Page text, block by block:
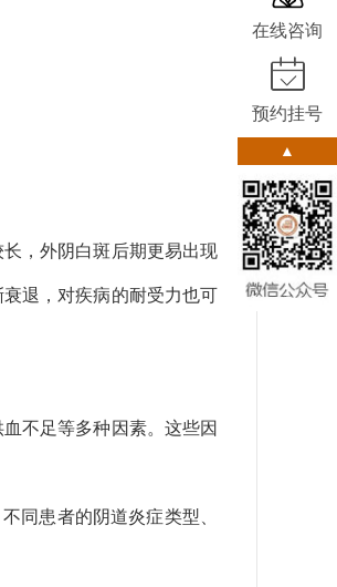
，外阴白斑后期更易出现
退，对疾病的耐受力也可
不足等多种因素。这些因
同患者的阴道炎症类型、
在线咨询
预约挂号
▲